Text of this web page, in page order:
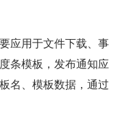
应用于文件下载、事
条模板，发布通知应
名、模板数据，通过